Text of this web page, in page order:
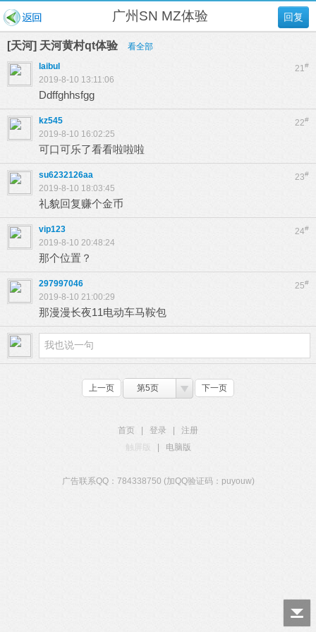
回复
广州SN MZ体验
[天河] 天河黄村qt体验 看全部
21#
laibul
2019-8-10 13:11:06
Ddffghhsfgg
22#
kz545
2019-8-10 16:02:25
可口可乐了看看啦啦啦
23#
su6232126aa
2019-8-10 18:03:45
礼貌回复赚个金币
24#
vip123
2019-8-10 20:48:24
那个位置？
25#
297997046
2019-8-10 21:00:29
那漫漫长夜11电动车马鞍包
上一页 第5页 下一页
首页 登录
注册
触屏版
电脑版
广告联系QQ：784338750 (加QQ验证码：puyouw)